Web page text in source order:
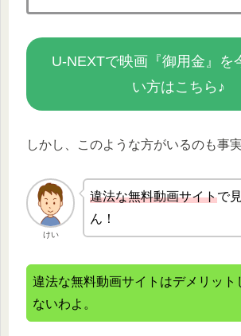
U-NEXTで映画『御用金』を
い方はこちら♪
しかし、このような方がいるのも事実
けい
違法な無料動画サイトで
ん！
違法な無料動画サイトはデメリット
ないわよ。